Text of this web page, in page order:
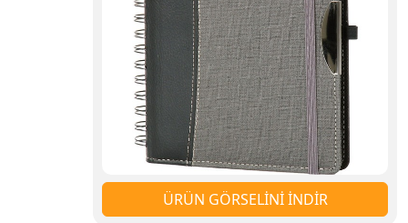
ÜRÜN GÖRSELİNİ İNDİR